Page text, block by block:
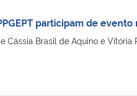
participam de evento
Cássia Brasil de Aquino e